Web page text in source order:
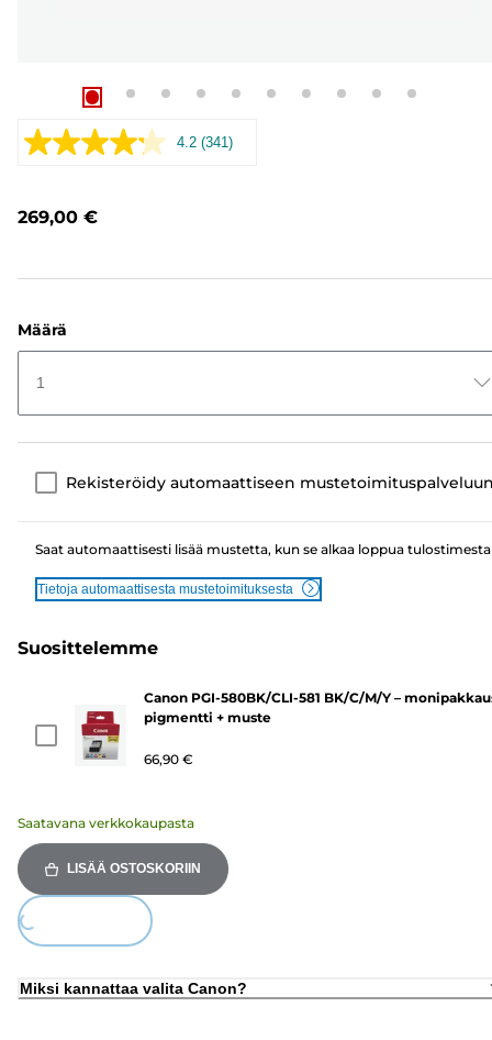
4.2 Lue
(341)
269,00 €
Määrä
1
Rekisteröidy automaattiseen
Saat automaattisesti lisää mustetta, kun se alkaa loppua tulostimesta
Tietoja automaattisesta mustetoimituksesta
Suosittelemme
Canon PGI-580BK/CLI-581 BK/C/M/Y –
pigmentti + muste
66,90 €
Saatavana verkkokaupasta
LISÄÄ OSTOSKORIIN
Miksi kannattaa valita Canon?